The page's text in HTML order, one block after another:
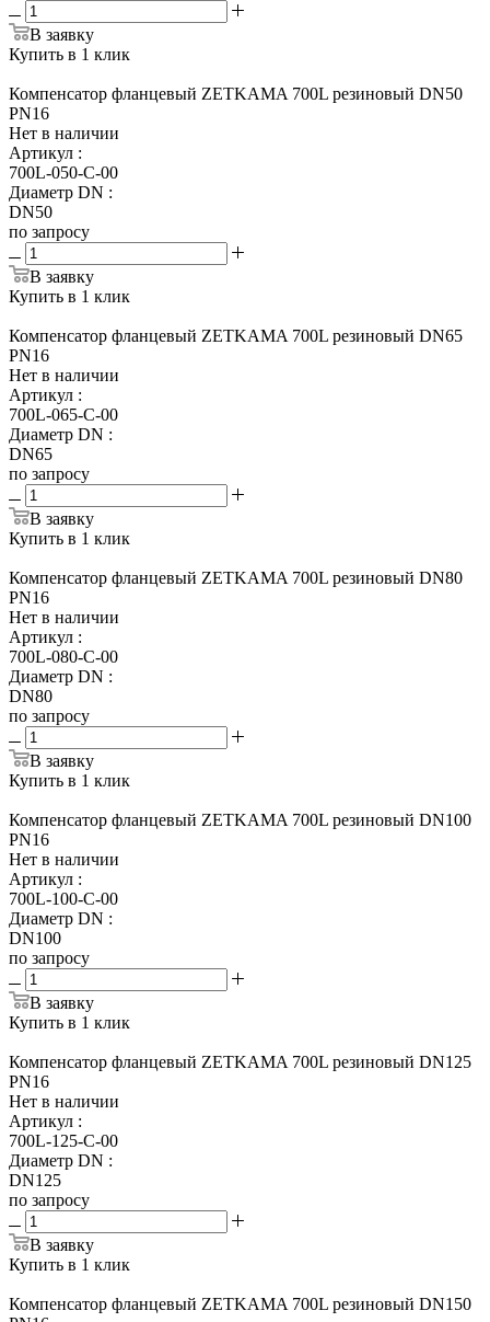
В заявку
Купить в 1 клик
Компенсатор фланцевый ZETKAMA 700L резиновый DN50
PN16
Нет в наличии
Артикул :
700L-050-С-00
Диаметр DN :
DN50
по запросу
В заявку
Купить в 1 клик
Компенсатор фланцевый ZETKAMA 700L резиновый DN65
PN16
Нет в наличии
Артикул :
700L-065-С-00
Диаметр DN :
DN65
по запросу
В заявку
Купить в 1 клик
Компенсатор фланцевый ZETKAMA 700L резиновый DN80
PN16
Нет в наличии
Артикул :
700L-080-С-00
Диаметр DN :
DN80
по запросу
В заявку
Купить в 1 клик
Компенсатор фланцевый ZETKAMA 700L резиновый DN100
PN16
Нет в наличии
Артикул :
700L-100-С-00
Диаметр DN :
DN100
по запросу
В заявку
Купить в 1 клик
Компенсатор фланцевый ZETKAMA 700L резиновый DN125
PN16
Нет в наличии
Артикул :
700L-125-С-00
Диаметр DN :
DN125
по запросу
В заявку
Купить в 1 клик
Компенсатор фланцевый ZETKAMA 700L резиновый DN150